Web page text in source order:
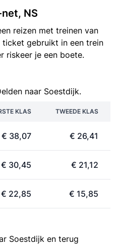
NS
reizen met treinen van
ticket gebruikt in een trein
riskeer je een boete.
naar Soestdijk.
KLAS TWEEDE KLAS
€ 38,07 € 26,41
€ 30,45 € 21,12
€ 22,85 € 15,85
Soestdijk en terug